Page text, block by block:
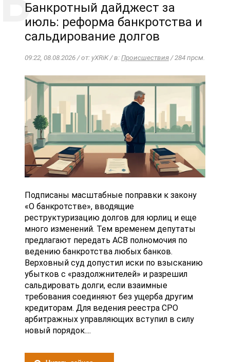
Банкротный дайджест за
июль: реформа банкротства и
сальдирование долгов
09:22, 08.08.2026 / от: yXRiK / в:Происшествия/ 284 прсм.
Подписаны масштабные поправки к закону
«О банкротстве», вводящие
реструктуризацию долгов для юрлиц и еще
много изменений. Тем временем депутаты
предлагают передать АСВ полномочия по
ведению банкротства любых банков.
Верховный суд допустил иски по взысканию
убытков с «раздолжнителей» и разрешил
сальдировать долги, если взаимные
требования соединяют без ущерба другим
кредиторам. Для ведения реестра СРО
арбитражных управляющих вступил в силу
новый порядок....